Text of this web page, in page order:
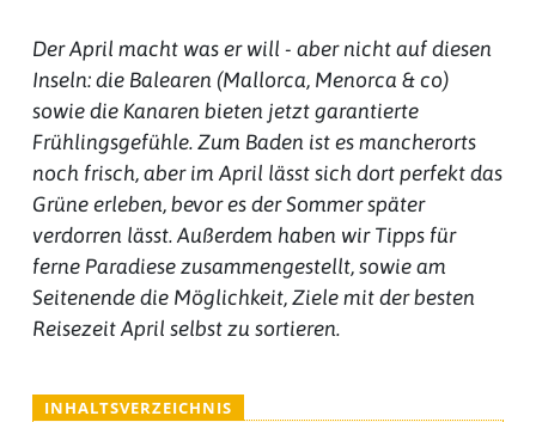
Der April macht was er will - aber nicht auf diesen
Inseln: die Balearen (Mallorca, Menorca & co)
sowie die Kanaren bieten jetzt garantierte
Frühlingsgefühle. Zum Baden ist es mancherorts
noch frisch, aber im April lässt sich dort perfekt das
Grüne erleben, bevor es der Sommer später
verdorren lässt. Außerdem haben wir Tipps für
ferne Paradiese zusammengestellt, sowie am
Seitenende die Möglichkeit, Ziele mit der besten
Reisezeit April selbst zu sortieren.
INHALTSVERZEICHNIS